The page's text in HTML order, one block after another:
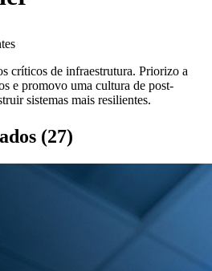
críticos de infraestrutura. Priorizo a
e promovo uma cultura de post-
sistemas mais resilientes.
(27)